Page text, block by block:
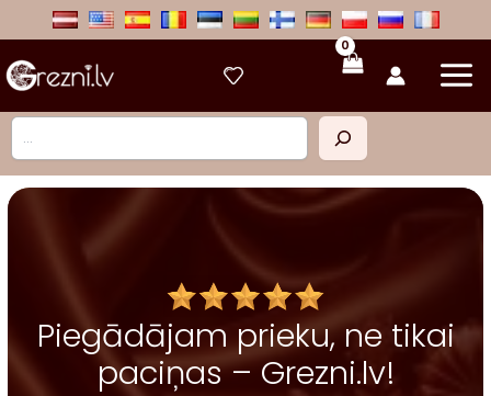
Meklēt
Piegādājam prieku, ne tikai
paciņas – Grezni.lv!